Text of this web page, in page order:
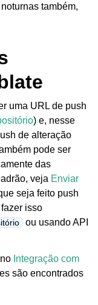
também,
uma URL de push
) e, nesse
de alteração
pode ser
das
veja Enviar
seja feito push
isso
ou usando API
Integração com
são encontrados